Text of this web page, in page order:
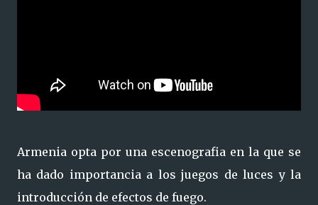
Armenia opta por una escenografia en la que se
ha dado importancia a los juegos de luces y la
introducción de efectos de fuego.